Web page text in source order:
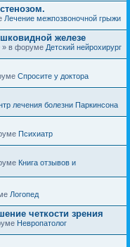
Лечение межпозвоночной грыжи
железе
» в форуме Детский нейрохирург
Спросите у доктора
лечения болезни Паркинсона
Психиатр
Книга отзывов и
Логопед
четкости зрения
Невропатолог